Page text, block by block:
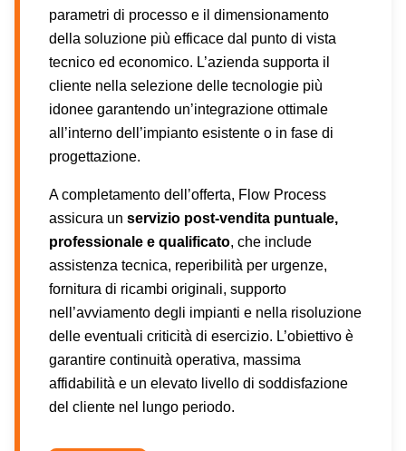
parametri di processo e il dimensionamento
della soluzione più efficace dal punto di vista
tecnico ed economico. L’azienda supporta il
cliente nella selezione delle tecnologie più
idonee garantendo un’integrazione ottimale
all’interno dell’impianto esistente o in fase di
progettazione.
A completamento dell’offerta, Flow Process
assicura un servizio post-vendita puntuale,
professionale e qualificato, che include
assistenza tecnica, reperibilità per urgenze,
fornitura di ricambi originali, supporto
nell’avviamento degli impianti e nella risoluzione
delle eventuali criticità di esercizio. L’obiettivo è
garantire continuità operativa, massima
affidabilità e un elevato livello di soddisfazione
del cliente nel lungo periodo.